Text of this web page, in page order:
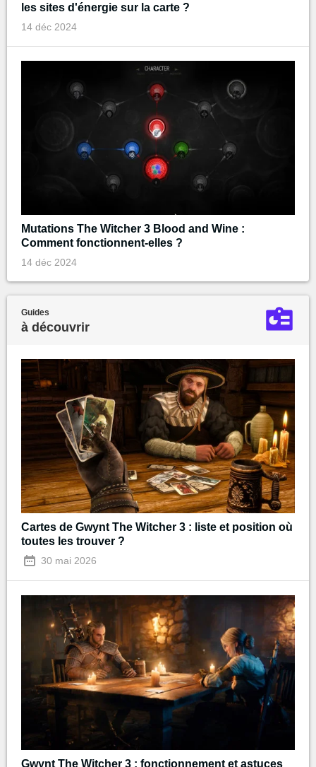
les sites d'énergie sur la carte ?
14 déc 2024
Mutations The Witcher 3 Blood and Wine :
Comment fonctionnent-elles ?
14 déc 2024
Guides
à découvrir
Cartes de Gwynt The Witcher 3 : liste et position où
toutes les trouver ?
30 mai 2026
Gwynt The Witcher 3 : fonctionnement et astuces